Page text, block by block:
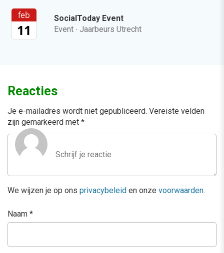
feb
11
SocialToday Event
Event · Jaarbeurs Utrecht
Reacties
Je e-mailadres wordt niet gepubliceerd. Vereiste velden
zijn gemarkeerd met *
We wijzen je op ons privacybeleid en onze voorwaarden.
Naam *